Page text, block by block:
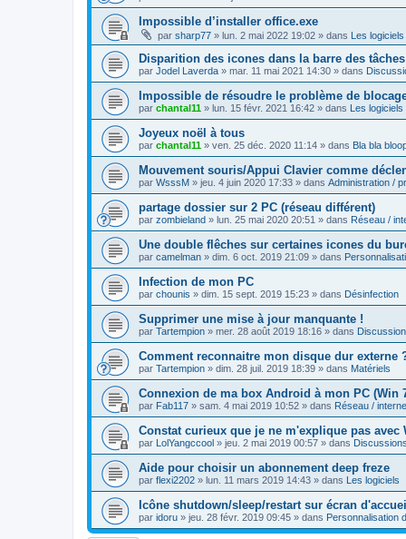
Impossible d’installer office.exe
par sharp77 » lun. 2 mai 2022 19:02 » dans Les logiciels
Disparition des icones dans la barre des tâches
par Jodel Laverda » mar. 11 mai 2021 14:30 » dans
Impossible de résoudre le problème de
par chantal11 » lun. 15 févr. 2021 16:42 » dans Les logiciels
Joyeux noël à tous
par chantal11 » ven. 25 déc. 2020 11:14 » dans Bla bla
Mouvement souris/Appui Clavier comme
par WsssM » jeu. 4 juin 2020 17:33 » dans Administration /
partage dossier sur 2 PC (réseau différent)
par zombieland » lun. 25 mai 2020 20:51 » dans Réseau /
Une double flêches sur certaines icones du
par camelman » dim. 6 oct. 2019 21:09 » dans
Infection de mon PC
par chounis » dim. 15 sept. 2019 15:23 » dans Désinfection
Supprimer une mise à jour manquante !
par Tartempion » mer. 28 août 2019 18:16 » dans
Comment reconnaitre mon disque dur externe
par Tartempion » dim. 28 juil. 2019 18:39 » dans Matériels
Connexion de ma box Android à mon PC (Win
par Fab117 » sam. 4 mai 2019 10:52 » dans Réseau /
Constat curieux que je ne m'explique pas avec
par LolYangccool » jeu. 2 mai 2019 00:57 » dans
Aide pour choisir un abonnement deep freze
par flexi2202 » lun. 11 mars 2019 14:43 » dans Les logiciels
Icône shutdown/sleep/restart sur écran
par idoru » jeu. 28 févr. 2019 09:45 » dans Personnalisation